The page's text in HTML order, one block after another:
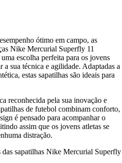
ótimo em campo, as
Nike Mercurial Superfly 11
escolha perfeita para os jovens
a sua técnica e agilidade. Adaptadas a
estas sapatilhas são ideais para
reconhecida pela sua inovação e
de futebol combinam conforto,
é pensado para acompanhar o
assim que os jovens atletas se
distração.
das sapatilhas Nike Mercurial Superfly